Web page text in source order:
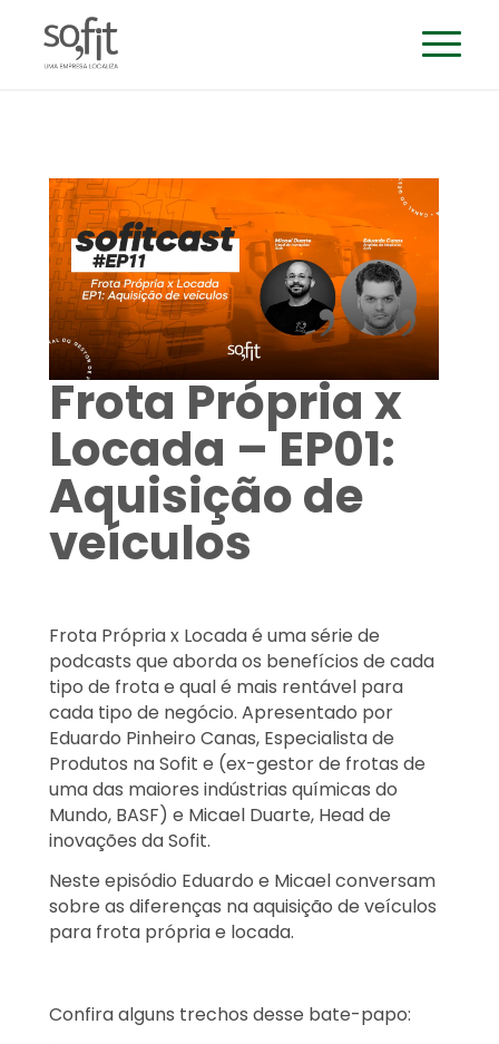
Frota Própria x
Locada – EP01:
Aquisição de
veículos
Frota Própria x Locada é uma série de
podcasts que aborda os benefícios de cada
tipo de frota e qual é mais rentável para
cada tipo de negócio. Apresentado por
Eduardo Pinheiro Canas, Especialista de
Produtos na Sofit e (ex-gestor de frotas de
uma das maiores indústrias químicas do
Mundo, BASF) e Micael Duarte, Head de
inovações da Sofit.
Neste episódio Eduardo e Micael conversam
sobre as diferenças na aquisição de veículos
para frota própria e locada.
Confira alguns trechos desse bate-papo: